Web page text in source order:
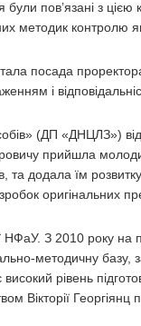
були пов’язані з
методик контролю
посада
і
(ДП «ДНЦЛЗ»)
прийшла
та додала їм
оригінальних
З 2010 року на
методичну базу,
рівень
Вікторії Георгіянц